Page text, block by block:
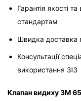
Гарантія якості
стандартам
Швидка доставка
Консультації
використання ЗІЗ
Клапан видиху 3M